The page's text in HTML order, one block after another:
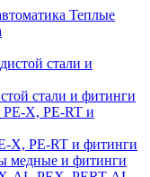
Теплые
стали и фитинги
X, PE-RT и фитинги
медные и фитинги